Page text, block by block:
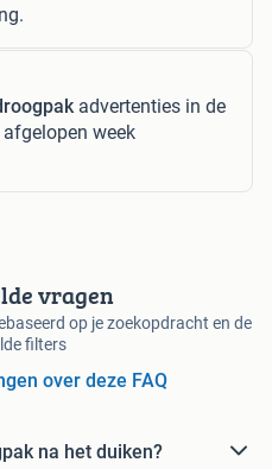
advertenties in de
week
vragen
op je zoekopdracht en de
filters
over deze FAQ
na het duiken?